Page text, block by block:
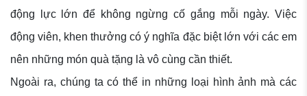
động lực lớn để không ngừng cố gắng mỗi ngày. Việc
động viên, khen thưởng có ý nghĩa đặc biệt lớn với các em
nên những món quà tặng là vô cùng cần thiết.
Ngoài ra, chúng ta có thể in những loại hình ảnh mà các